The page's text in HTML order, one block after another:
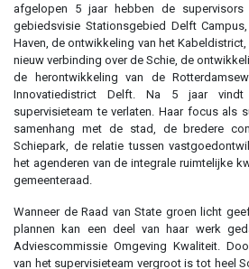
afgelopen 5 jaar hebben de
gebiedsvisie Stationsgebied Delft
Haven, de ontwikkeling van het
nieuw verbinding over de Schie, de
de herontwikkeling van de
Innovatiedistrict Delft. Na 5 jaar
supervisieteam te verlaten. Haar focus als
samenhang met de stad, de bredere
Schiepark, de relatie tussen
het agenderen van de integrale ruimtelijke
gemeenteraad.
Wanneer de Raad van State groen licht
plannen kan een deel van haar werk
Adviescommissie Omgeving Kwaliteit.
van het supervisieteam vergroot is tot heel